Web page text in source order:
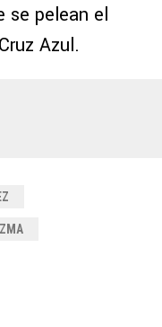
se pelean el
Azul.